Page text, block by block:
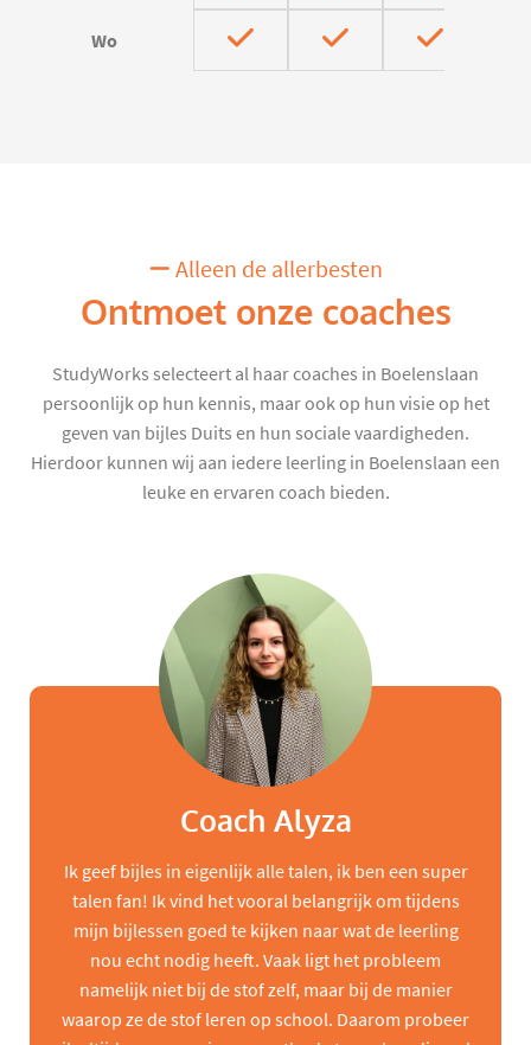
Wo
Alleen de allerbesten
Ontmoet onze coaches
StudyWorks selecteert al haar coaches in Boelenslaan
persoonlijk op hun kennis, maar ook op hun visie op het
geven van bijles Duits en hun sociale vaardigheden.
Hierdoor kunnen wij aan iedere leerling in Boelenslaan een
leuke en ervaren coach bieden.
Coach Alyza
Ik geef bijles in eigenlijk alle talen, ik ben een super
talen fan! Ik vind het vooral belangrijk om tijdens
mijn bijlessen goed te kijken naar wat de leerling
nou echt nodig heeft. Vaak ligt het probleem
namelijk niet bij de stof zelf, maar bij de manier
waarop ze de stof leren op school. Daarom probeer